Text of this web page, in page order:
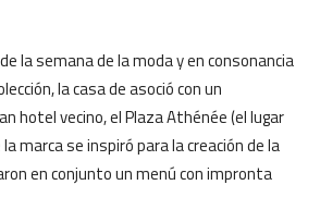
la semana de la moda y en consonancia
la casa de asoció con un
hotel vecino, el Plaza Athénée (el lugar
marca se inspiró para la creación de la
en conjunto un menú con impronta